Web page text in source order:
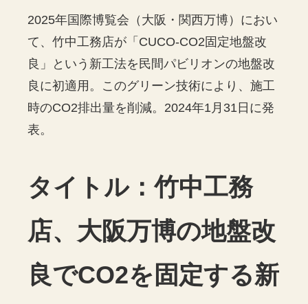
2025年国際博覧会（大阪・関西万博）におい
て、竹中工務店が「CUCO-CO2固定地盤改
良」という新工法を民間パビリオンの地盤改
良に初適用。このグリーン技術により、施工
時のCO2排出量を削減。2024年1月31日に発
表。
タイトル：竹中工務
店、大阪万博の地盤改
良でCO2を固定する新